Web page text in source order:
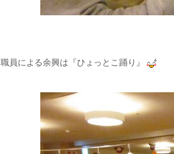
職員による余興は『ひょっとこ踊り』